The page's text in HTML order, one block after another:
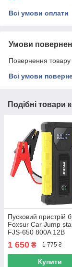
Всі умови оплати
Умови
Повернення товару
Всі умови
Подібні товари
Пусковий пристрій
Foxsur Car Jump
FJS-650 800A 12В
1 650 ₴ 1 775 ₴
Купити